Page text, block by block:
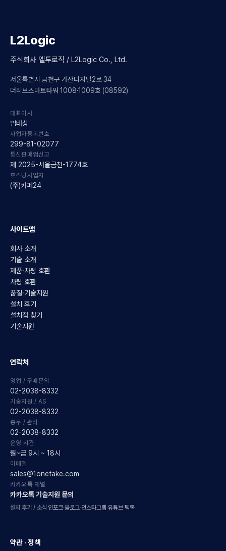
L2Logic
주식회사 엘투로직 / L2Logic Co., Ltd.
서울특별시 금천구 가산디지털2로 34
더리브스마트타워 1008·1009호 (08592)
대표이사
임태상
사업자등록번호
299-81-02077
통신판매업신고
제 2025-서울금천-1774호
호스팅사업자
(주)카페24
사이트맵
회사 소개
기술 소개
제품·차량 호환
차량 호환
품질·기술지원
설치 후기
설치점 찾기
기술지원
연락처
영업 / 구매문의
02-2038-8332
기술지원 / AS
02-2038-8332
총무 / 관리
02-2038-8332
운영 시간
월~금 9시 ~ 18시
이메일
sales@1onetake.com
카카오톡 채널
카카오톡 기술지원 문의
설치 후기 / 소식 인포크·블로그·인스타그램·유튜브·틱톡
약관 · 정책